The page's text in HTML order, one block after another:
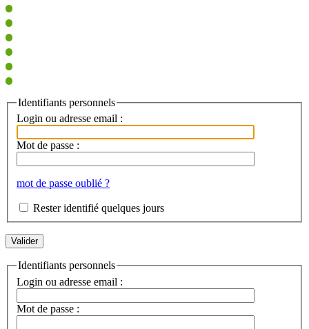
Identifiants personnels
Login ou adresse email :
Mot de passe :
mot de passe oublié ?
Rester identifié quelques jours
Identifiants personnels
Login ou adresse email :
Mot de passe :